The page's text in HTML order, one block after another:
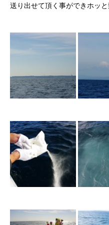
送り出せて頂く事ができホッと